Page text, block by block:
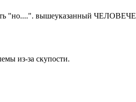
есть "но....". вышеуказанный
из-за скупости.